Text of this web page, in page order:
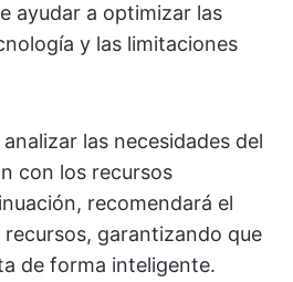
ayudar a optimizar las
y las limitaciones
las necesidades del
con los recursos
recomendará el
garantizando que
de forma inteligente.